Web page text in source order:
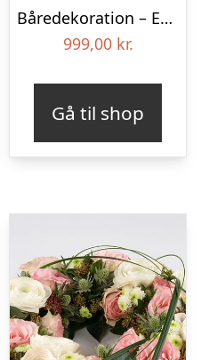
Båredekoration – Et farverigt farvel
999,00 kr.
Gå til shop